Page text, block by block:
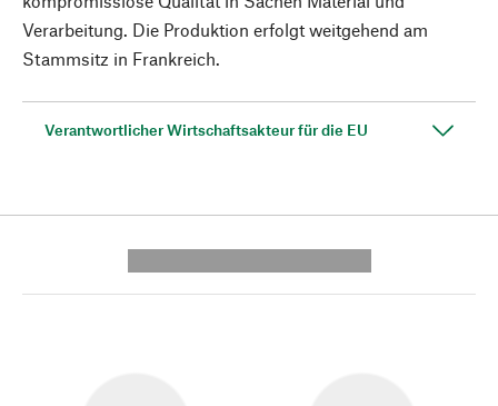
Verarbeitung. Die Produktion erfolgt weitgehend am
Stammsitz in Frankreich.
Verantwortlicher Wirtschaftsakteur für die EU